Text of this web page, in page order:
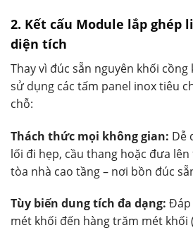
2. Kết cấu Module lắp ghép
diện tích
Thay vì đúc sẵn nguyên khối cồng
sử dụng các tấm panel inox tiêu
chỗ:
Thách thức mọi không gian: Dễ
lối đi hẹp, cầu thang hoặc đưa
tòa nhà cao tầng – nơi bồn đúc
Tùy biến dung tích đa dạng: Đáp
mét khối đến hàng trăm mét khối